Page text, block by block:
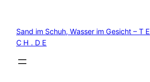
springen
Sand im Schuh, Wasser im Gesicht – T
C H . D E